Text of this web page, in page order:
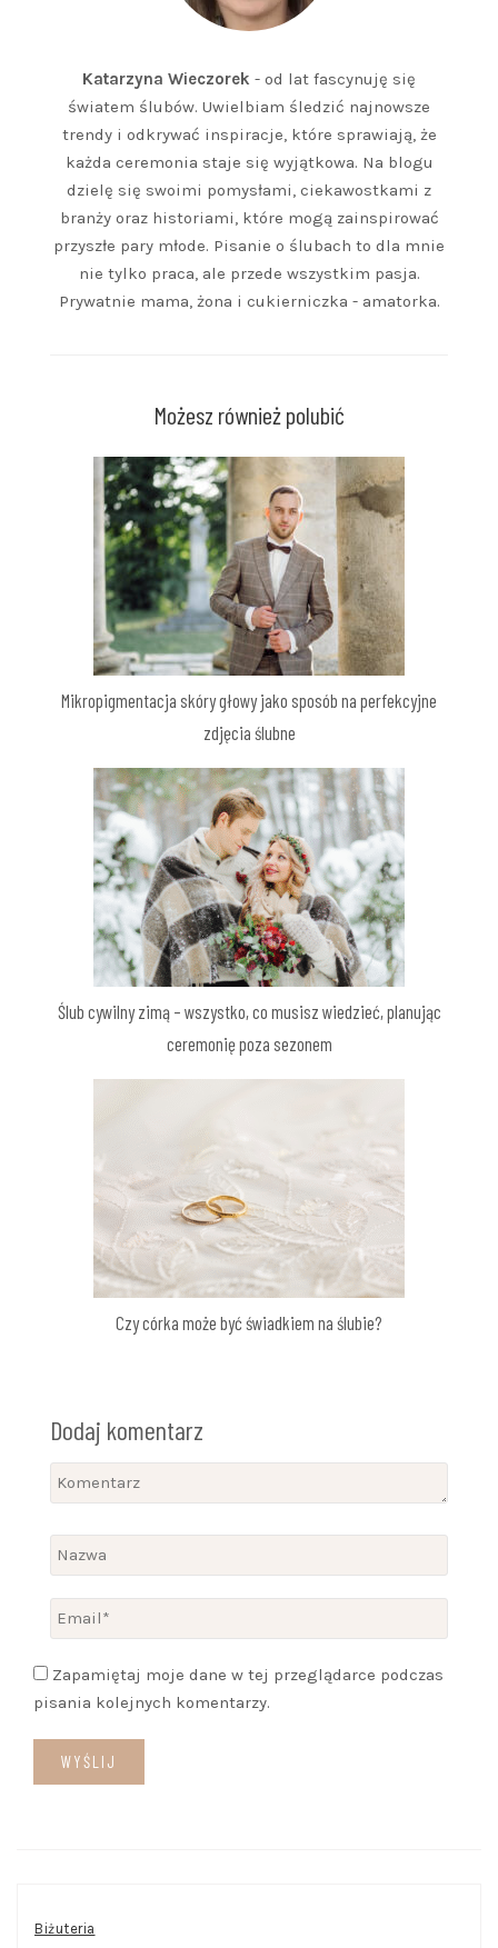
Katarzyna Wieczorek - od lat fascynuję się
światem ślubów. Uwielbiam śledzić najnowsze
trendy i odkrywać inspiracje, które sprawiają, że
każda ceremonia staje się wyjątkowa. Na blogu
dzielę się swoimi pomysłami, ciekawostkami z
branży oraz historiami, które mogą zainspirować
przyszłe pary młode. Pisanie o ślubach to dla mnie
nie tylko praca, ale przede wszystkim pasja.
Prywatnie mama, żona i cukierniczka - amatorka.
Możesz również polubić
Mikropigmentacja skóry głowy jako sposób na perfekcyjne
zdjęcia ślubne
Ślub cywilny zimą – wszystko, co musisz wiedzieć, planując
ceremonię poza sezonem
Czy córka może być świadkiem na ślubie?
Dodaj komentarz
Zapamiętaj moje dane w tej przeglądarce podczas
pisania kolejnych komentarzy.
Biżuteria